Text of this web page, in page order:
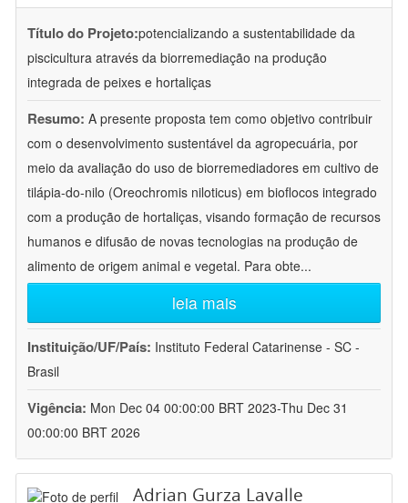
Título do Projeto:potencializando a sustentabilidade da
piscicultura através da biorremediação na produção
integrada de peixes e hortaliças
Resumo: A presente proposta tem como objetivo contribuir
com o desenvolvimento sustentável da agropecuária, por
meio da avaliação do uso de biorremediadores em cultivo de
tilápia-do-nilo (Oreochromis niloticus) em bioflocos integrado
com a produção de hortaliças, visando formação de recursos
humanos e difusão de novas tecnologias na produção de
alimento de origem animal e vegetal. Para obte...
leia mais
Instituição/UF/País: Instituto Federal Catarinense - SC -
Brasil
Vigência: Mon Dec 04 00:00:00 BRT 2023-Thu Dec 31
00:00:00 BRT 2026
Adrian Gurza Lavalle